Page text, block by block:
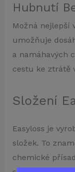
Hubnutí
Možná nejlepší
umožňuje
a namáhavých
cestu ke ztrátě
Složení
Easyloss je
složek. To
chemické